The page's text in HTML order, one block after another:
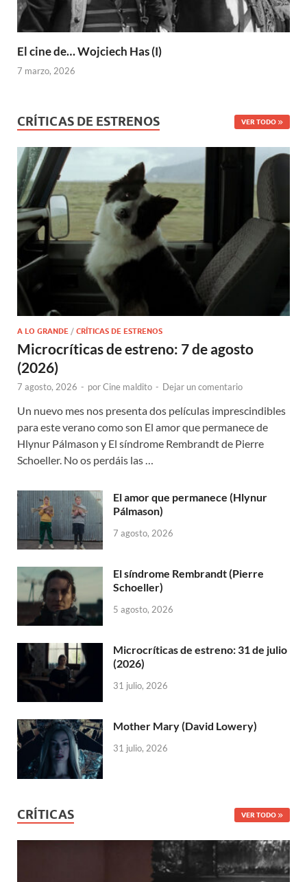
El cine de… Wojciech Has (I)
7 marzo, 2026
CRÍTICAS DE ESTRENOS VER TODO
A LO GRANDE / CRÍTICAS DE ESTRENOS
Microcríticas de estreno: 7 de agosto
(2026)
7 agosto, 2026 - porCine maldito - Dejar un comentario
Un nuevo mes nos presenta dos películas imprescindibles
para este verano como son El amor que permanece de
Hlynur Pálmason y El síndrome Rembrandt de Pierre
Schoeller. No os perdáis las …
El amor que permanece (Hlynur
Pálmason)
7 agosto, 2026
El síndrome Rembrandt (Pierre
Schoeller)
5 agosto, 2026
Microcríticas de estreno: 31 de julio
(2026)
31 julio, 2026
Mother Mary (David Lowery)
31 julio, 2026
CRÍTICAS VER TODO